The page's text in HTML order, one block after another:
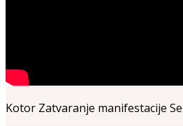
Kotor Zatvaranje manifestacije